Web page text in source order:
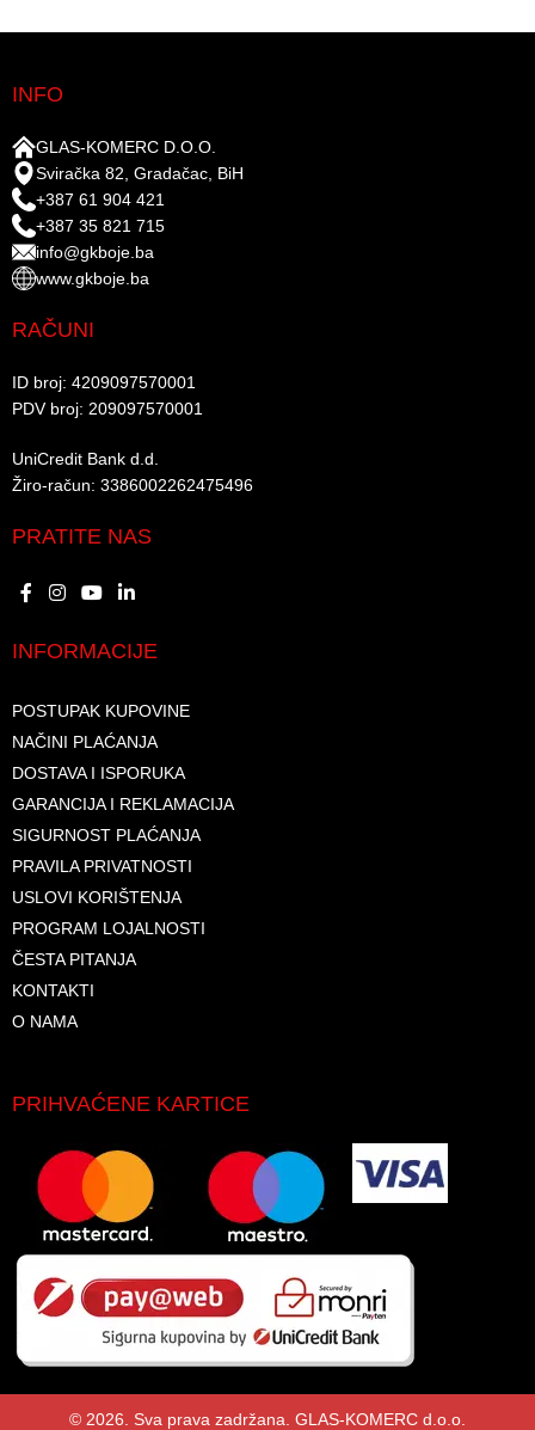
INFO
GLAS-KOMERC D.O.O.
Sviračka 82, Gradačac, BiH
+387 61 904 421
+387 35 821 715
info@gkboje.ba
www.gkboje.ba
RAČUNI
ID broj: 4209097570001​
PDV broj: 209097570001 ​
UniCredit Bank d.d.​
Žiro-račun: 3386002262475496​​
PRATITE NAS
INFORMACIJE
POSTUPAK KUPOVINE
NAČINI PLAĆANJA
DOSTAVA I ISPORUKA
GARANCIJA I REKLAMACIJA
SIGURNOST PLAĆANJA
PRAVILA PRIVATNOSTI
USLOVI KORIŠTENJA
PROGRAM LOJALNOSTI
ČESTA PITANJA
KONTAKTI
O NAMA
PRIHVAĆENE KARTICE
© 2026. Sva prava zadržana. GLAS-KOMERC d.o.o.